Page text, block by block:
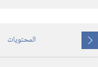
المقدس
—
ما
يسبق
المحتويات